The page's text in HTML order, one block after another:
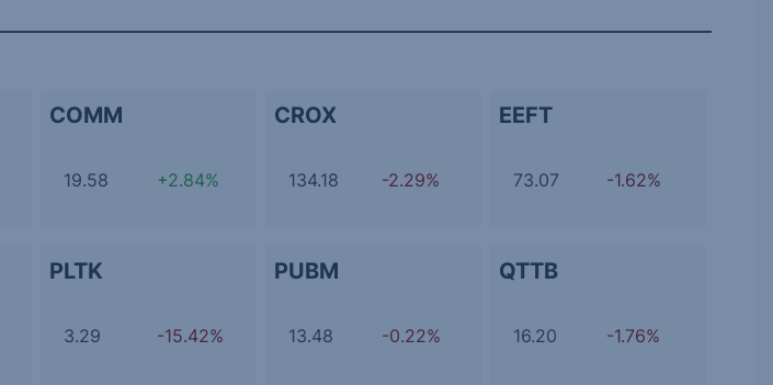
COMM
19.58 +2.84%
CROX
134.18 -2.29%
EEFT
73.07 -1.62%
PLTK
3.29 -15.42%
PUBM
13.48 -0.22%
QTTB
16.20 -1.76%